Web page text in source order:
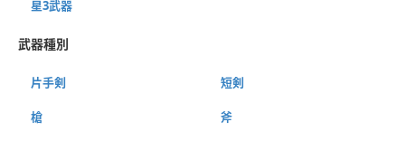
星3武器
武器種別
片手剣 短剣
槍 斧